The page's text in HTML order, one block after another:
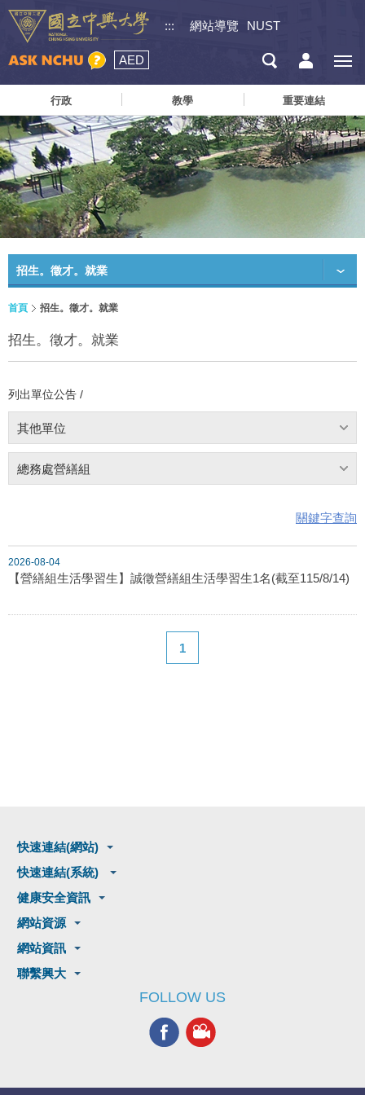
::: 網站導覽 NUST
AED
行政 教學 重要連結
招生。徵才。就業
首頁 招生。徵才。就業
招生。徵才。就業
列出單位公告 /
其他單位
總務處營繕組
關鍵字查詢
2026-08-04
【營繕組生活學習生】誠徵營繕組生活學習生1名(截至115/8/14)
1
快速連結(網站)
快速連結(系統)
健康安全資訊
網站資源
網站資訊
聯繫興大
FOLLOW US